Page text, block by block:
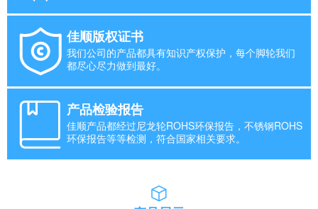
佳顺版权证书
我们公司的产品都具有知识产权保护，每个脚轮我们
都尽心尽力做到最好。
产品检验报告
佳顺产品都经过尼龙轮ROHS环保报告，不锈钢ROHS
环保报告等等检测，符合国家相关要求。